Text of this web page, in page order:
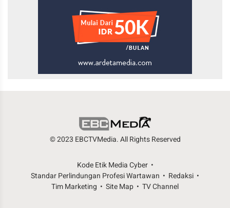
© 2023 EBCTVMedia. All Rights Reserved
Kode Etik Media Cyber
Standar Perlindungan Profesi Wartawan
Redaksi
Tim Marketing
Site Map TV Channel